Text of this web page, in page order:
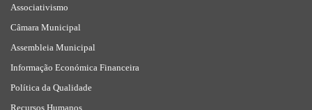
Associativismo
Câmara Municipal
Assembleia Municipal
Informação Económica Financeira
Política da Qualidade
Recursos Humanos